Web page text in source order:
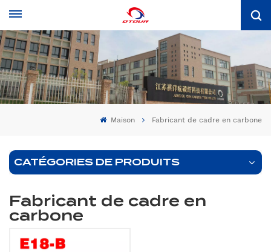
Maison Fabricant de cadre en carbone
CATÉGORIES DE PRODUITS
Fabricant de cadre en
carbone